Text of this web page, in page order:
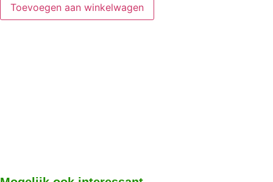
Toevoegen aan winkelwagen